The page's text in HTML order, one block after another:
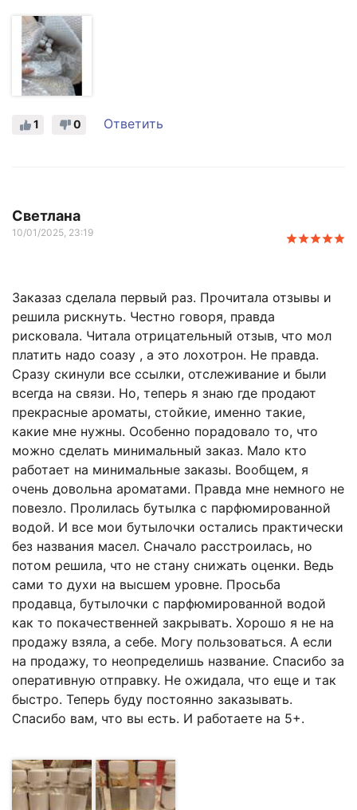
0
1 Ответить
Светлана
10/01/2025, 23:19
Заказаз сделала первый раз. Прочитала отзывы и
решила рискнуть. Честно говоря, правда
рисковала. Читала отрицательный отзыв, что мол
платить надо соазу , а это лохотрон. Не правда.
Сразу скинули все ссылки, отслеживание и были
всегда на связи. Но, теперь я знаю где продают
прекрасные ароматы, стойкие, именно такие,
какие мне нужны. Особенно порадовало то, что
можно сделать минимальный заказ. Мало кто
работает на минимальные заказы. Вообщем, я
очень довольна ароматами. Правда мне немного не
повезло. Пролилась бутылка с парфюмированной
водой. И все мои бутылочки остались практически
без названия масел. Сначало расстроилась, но
потом решила, что не стану снижать оценки. Ведь
сами то духи на высшем уровне. Просьба
продавца, бутылочки с парфюмированной водой
как то покачественней закрывать. Хорошо я не на
продажу взяла, а себе. Могу пользоваться. А если
на продажу, то неопределишь название. Спасибо за
оперативную отправку. Не ожидала, что еще и так
быстро. Теперь буду постоянно заказывать.
Спасибо вам, что вы есть. И работаете на 5+.